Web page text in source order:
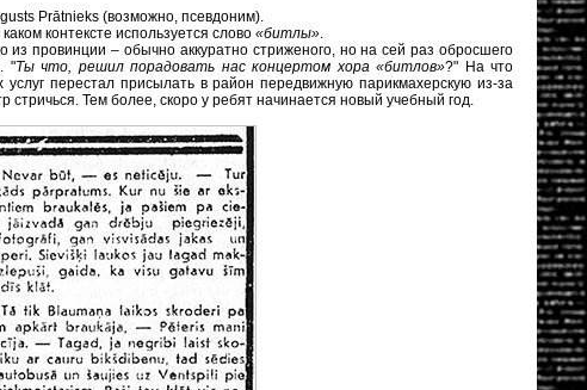
Prātnieks (возможно, псевдоним).
контексте используется слово «битлы».
из провинции – обычно аккуратно стриженого, но на сей раз обросшего
"Ты что, решил порадовать нас концертом хора «битлов»?" На что
перестал присылать в район передвижную парикмахерскую из-за
Тем более, скоро у ребят начинается новый учебный год.